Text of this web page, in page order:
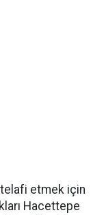
telafi etmek için
Hacettepe